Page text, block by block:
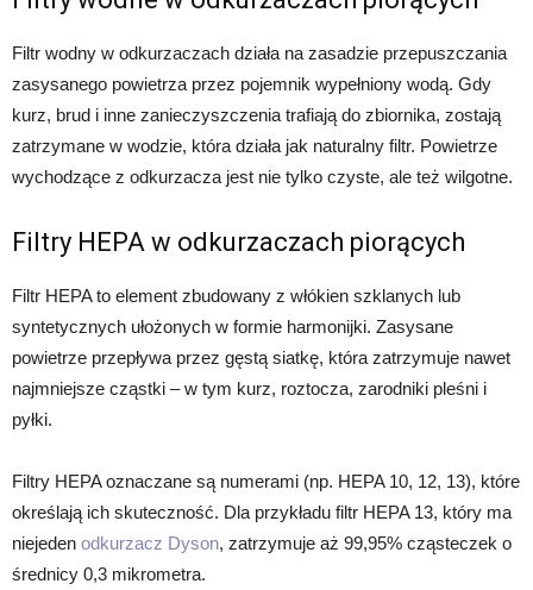
Filtr wodny w odkurzaczach działa na zasadzie przepuszczania
zasysanego powietrza przez pojemnik wypełniony wodą. Gdy
kurz, brud i inne zanieczyszczenia trafiają do zbiornika, zostają
zatrzymane w wodzie, która działa jak naturalny filtr. Powietrze
wychodzące z odkurzacza jest nie tylko czyste, ale też wilgotne.
Filtry HEPA w odkurzaczach piorących
Filtr HEPA to element zbudowany z włókien szklanych lub
syntetycznych ułożonych w formie harmonijki. Zasysane
powietrze przepływa przez gęstą siatkę, która zatrzymuje nawet
najmniejsze cząstki – w tym kurz, roztocza, zarodniki pleśni i
pyłki.
Filtry HEPA oznaczane są numerami (np. HEPA 10, 12, 13), które
określają ich skuteczność. Dla przykładu filtr HEPA 13, który ma
niejeden odkurzacz Dyson, zatrzymuje aż 99,95% cząsteczek o
średnicy 0,3 mikrometra.